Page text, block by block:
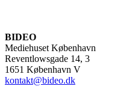
BIDEO
Mediehuset København
Reventlowsgade 14, 3
1651 København V
kontakt@bideo.dk